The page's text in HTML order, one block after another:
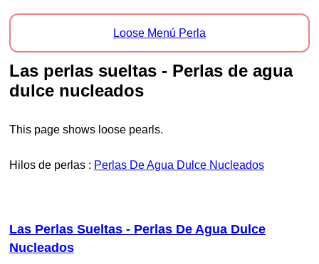
Loose Menú Perla
Las perlas sueltas - Perlas de agua
dulce nucleados
This page shows loose pearls.
hilos de perlas : Perlas De Agua Dulce Nucleados
Las Perlas Sueltas - Perlas De Agua Dulce
Nucleados